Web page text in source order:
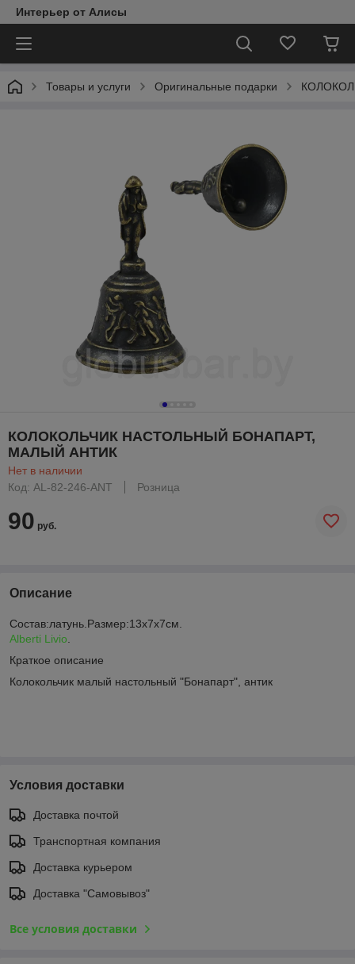
Интерьер от Алисы
Товары и услуги Оригинальные подарки
КОЛОКОЛЬЧИК НАСТОЛЬНЫЙ БОНАПАРТ,
МАЛЫЙ АНТИК
Нет в наличии
Код: AL-82-246-ANT
Розница
90 руб.
Описание
Состав:латунь.Размер:13х7х7см.
Alberti Livio
Краткое описание
Колокольчик малый настольный "Бонапарт", антик
Условия доставки
Доставка почтой
Транспортная компания
Доставка курьером
Доставка "Самовывоз"
Все условия доставки